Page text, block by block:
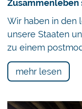
Zusammenleben
Wir haben in den
unsere Staaten
zu einem
mehr lesen